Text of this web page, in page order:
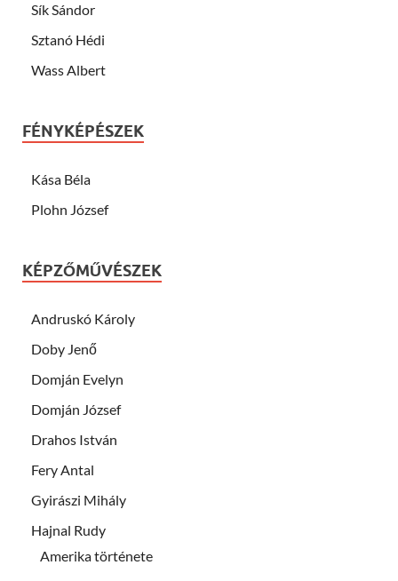
Sík Sándor
Sztanó Hédi
Wass Albert
FÉNYKÉPÉSZEK
Kása Béla
Plohn József
KÉPZŐMŰVÉSZEK
Andruskó Károly
Doby Jenő
Domján Evelyn
Domján József
Drahos István
Fery Antal
Gyirászi Mihály
Hajnal Rudy
Amerika története